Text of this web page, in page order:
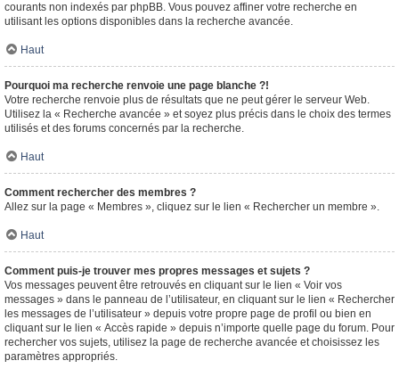
courants non indexés par phpBB. Vous pouvez affiner votre recherche en
utilisant les options disponibles dans la recherche avancée.
Haut
Pourquoi ma recherche renvoie une page blanche ?!
Votre recherche renvoie plus de résultats que ne peut gérer le serveur Web.
Utilisez la « Recherche avancée » et soyez plus précis dans le choix des termes
utilisés et des forums concernés par la recherche.
Haut
Comment rechercher des membres ?
Allez sur la page « Membres », cliquez sur le lien « Rechercher un membre ».
Haut
Comment puis-je trouver mes propres messages et sujets ?
Vos messages peuvent être retrouvés en cliquant sur le lien « Voir vos
messages » dans le panneau de l’utilisateur, en cliquant sur le lien « Rechercher
les messages de l’utilisateur » depuis votre propre page de profil ou bien en
cliquant sur le lien « Accès rapide » depuis n’importe quelle page du forum. Pour
rechercher vos sujets, utilisez la page de recherche avancée et choisissez les
paramètres appropriés.